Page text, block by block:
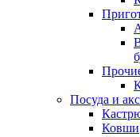
Посуда и
Ковши